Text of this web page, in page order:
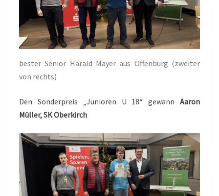
bester Senior Harald Mayer aus Offenburg (zweiter
von rechts)
Den Sonderpreis „Junioren U 18“ gewann Aaron
Müller, SK Oberkirch